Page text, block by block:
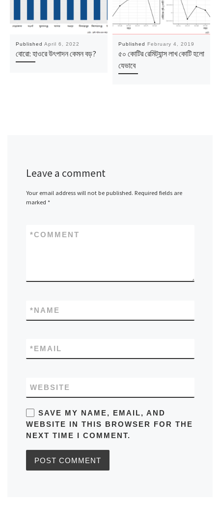
Published April 6, 2022
বোরো: হাওরে উৎপাদন কেমন বড়?
Published February 4, 2019
৫০ কোটির রেমিট্যান্স লাখ কোটি হলো
যেভাবে
Leave a comment
Your email address will not be published. Required fields are
marked *
COMMENT
*
NAME
*
EMAIL
*
WEBSITE
SAVE MY NAME, EMAIL, AND
WEBSITE IN THIS BROWSER FOR THE
NEXT TIME I COMMENT.